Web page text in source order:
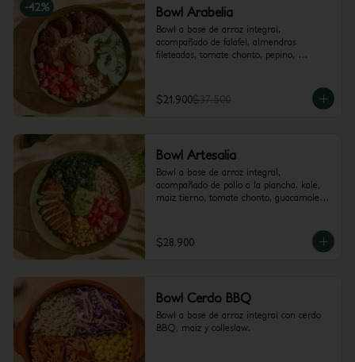
-42% Bowl Arabelia
Bowl a base de arroz integral,
acompañado de falafel, almendras
fileteadas, tomate chonto, pepino,
$21.900$37.500
Bowl Artesalia
Bowl a base de arroz integral,
acompañado de pollo a la plancha, kale,
maiz tierno, tomate chonto, guacamole y
$28.900
Bowl Cerdo BBQ
Bowl a base de arroz integral con cerdo
BBQ, maiz y colleslaw.